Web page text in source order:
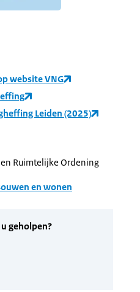
website VNG
Leiden (2025)
Ruimtelijke Ordening
en wonen